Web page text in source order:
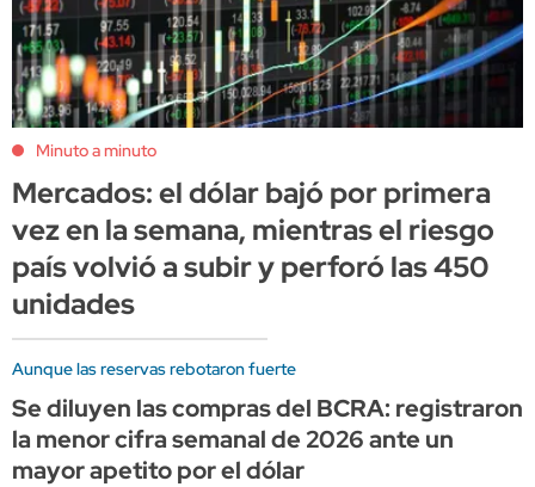
Minuto a minuto
Mercados: el dólar bajó por primera
vez en la semana, mientras el riesgo
país volvió a subir y perforó las 450
unidades
Aunque las reservas rebotaron fuerte
Se diluyen las compras del BCRA: registraron
la menor cifra semanal de 2026 ante un
mayor apetito por el dólar